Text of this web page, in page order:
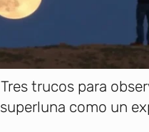
Tres trucos para
superluna como un